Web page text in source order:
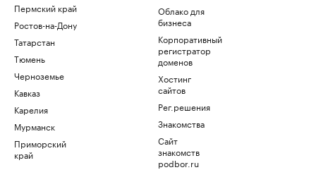
Пермский край
Ростов-на-Дону
Татарстан
Тюмень
Черноземье
Кавказ
Карелия
Мурманск
Приморский
край
Облако для
бизнеса
Корпоративный
регистратор
доменов
Хостинг
сайтов
Рег.решения
Знакомства
Сайт
знакомств
podbor.ru